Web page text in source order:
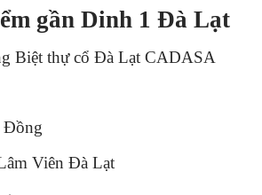
gần Dinh 1 Đà Lạt
Biệt thự cổ Đà Lạt CADASA
Đồng
Viên Đà Lạt